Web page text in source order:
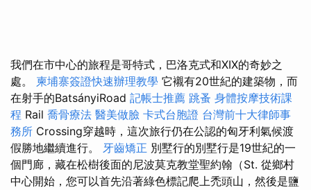
我們在市中心的旅程是哥特式，巴洛克式和XIX的奇妙之
處。 柬埔寨簽證快速辦理教學 它襯有20世紀的建築物，而
在射手的BatsányiRoad 記帳士推薦 跳蚤 身體按摩技術課
程 Rail 喬骨療法 醫美做臉 卡式台胞證 台灣前十大律師事
務所 Crossing穿越時，這次旅行仍在公認的匈牙利氣候渡
假勝地繼續進行。 牙齒矯正 別墅行的別墅行是19世紀的一
個門廊，藏在松樹後面的尼波莫克教堂聖約翰（St. 從鄉村
中心開始，您可以首先沿著綠色標記爬上禿頭山，然後是鹽